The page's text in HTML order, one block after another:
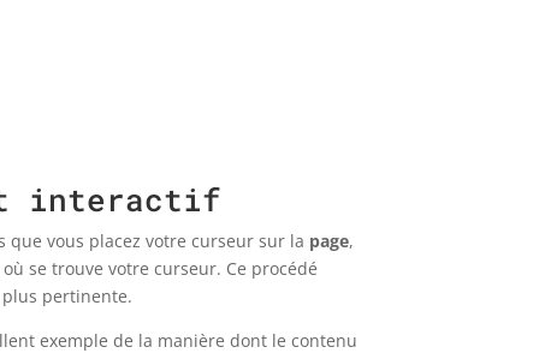
interactif
que vous placez votre curseur sur la page,
se trouve votre curseur. Ce procédé
pertinente.
exemple de la manière dont le contenu